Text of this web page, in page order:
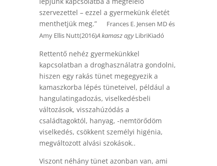
szervezettel – ezzel a gyermekünk életét
menthetjük meg.”
Frances E. Jensen MD és
Amy Ellis Nutt(2016)A kamasz agyLibriKiadó
Rettentő nehéz gyermekünkkel
kapcsolatban a droghasználatra gondolni,
hiszen egy rakás tünet megegyezik a
kamaszkorba lépés tüneteivel, például a
hangulatingadozás, viselkedésbeli
változások, visszahúzódás a
családtagoktól, hanyag, -nemtörődöm
viselkedés, csökkent személyi higénia,
megváltozott alvási szokások..
Viszont néhány tünet azonban van, ami